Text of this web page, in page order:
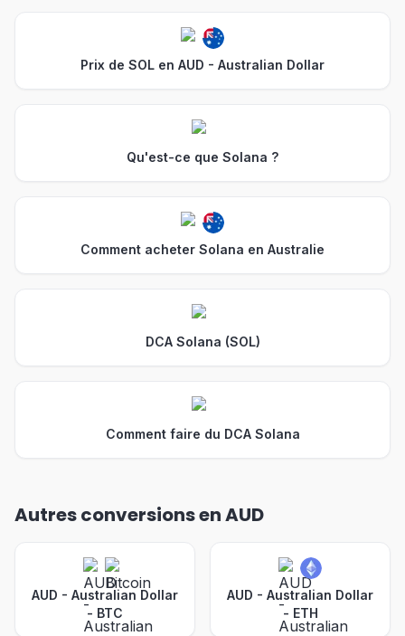
Prix de SOL en AUD - Australian Dollar
Qu'est-ce que Solana ?
Comment acheter Solana en Australie
DCA Solana (SOL)
Comment faire du DCA Solana
Autres conversions en AUD
AUD - Australian Dollar
- BTC
AUD - Australian Dollar
- ETH